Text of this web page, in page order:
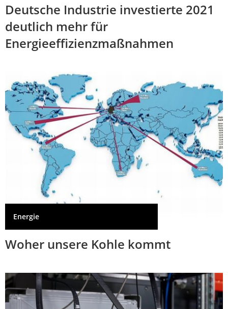
Deutsche Industrie investierte 2021
deutlich mehr für
Energieeffizienzmaßnahmen
Energie
Woher unsere Kohle kommt